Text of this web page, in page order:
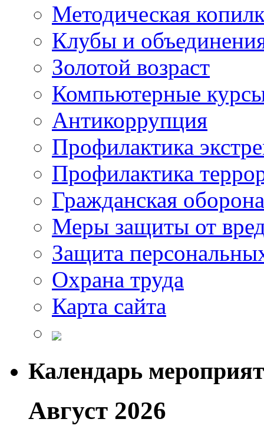
Методическая
Клубы и
Золотой возраст
Компьютерные
Антикоррупция
Профилактика
Профилактика
Гражданская оборона
Меры защиты от
Защита
Охрана труда
Карта сайта
Календарь
Август 2026